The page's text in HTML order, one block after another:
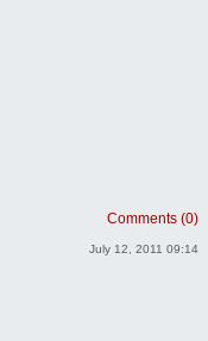
Comments (0)
July 12, 2011 09:14